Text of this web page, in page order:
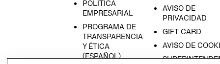
POLÍTICA
EMPRESARIAL
PROGRAMA DE
TRANSPARENCIA
Y ÉTICA
(ESPAÑOL)
AVISO DE
PRIVACIDAD
GIFT CARD
AVISO DE